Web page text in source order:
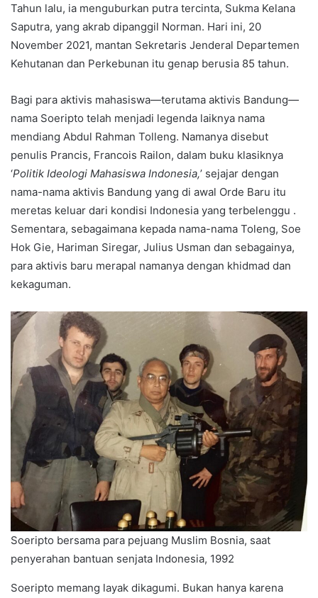
Tahun lalu, ia menguburkan putra tercinta, Sukma Kelana
Saputra, yang akrab dipanggil Norman. Hari ini, 20
November 2021, mantan Sekretaris Jenderal Departemen
Kehutanan dan Perkebunan itu genap berusia 85 tahun.
Bagi para aktivis mahasiswa—terutama aktivis Bandung—
nama Soeripto telah menjadi legenda laiknya nama
mendiang Abdul Rahman Tolleng. Namanya disebut
penulis Prancis, Francois Railon, dalam buku klasiknya
‘Politik Ideologi Mahasiswa Indonesia,’ sejajar dengan
nama-nama aktivis Bandung yang di awal Orde Baru itu
meretas keluar dari kondisi Indonesia yang terbelenggu .
Sementara, sebagaimana kepada nama-nama Toleng, Soe
Hok Gie, Hariman Siregar, Julius Usman dan sebagainya,
para aktivis baru merapal namanya dengan khidmad dan
kekaguman.
Soeripto bersama para pejuang Muslim Bosnia, saat
penyerahan bantuan senjata Indonesia, 1992
Soeripto memang layak dikagumi. Bukan hanya karena